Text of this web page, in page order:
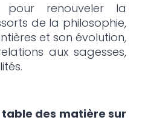
renouveler la
de la philosophie,
et son évolution,
aux sagesses,
des matière sur